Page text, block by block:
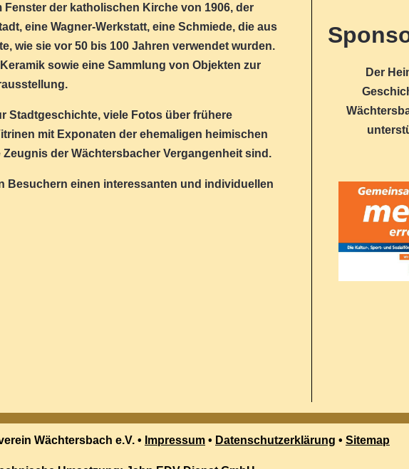
der katholischen Kirche von 1906, der
eine Wagner-Werkstatt, eine Schmiede, die aus
wie sie vor 50 bis 100 Jahren verwendet wurden.
sowie eine Sammlung von Objekten zur
Stadtgeschichte, viele Fotos über frühere
mit Exponaten der ehemaligen heimischen
der Wächtersbacher Vergangenheit sind.
Besuchern einen interessanten und individuellen
Der
Wächtersbach e.V. • Impressum • Datenschutzerklärung • Sitemap